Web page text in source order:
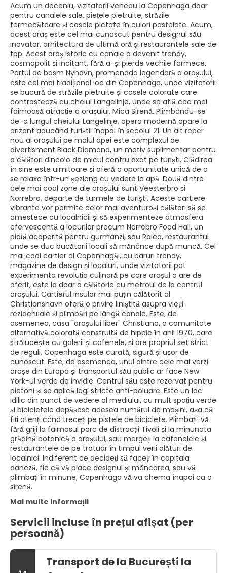
Acum un deceniu, vizitatorii veneau la Copenhaga doar
pentru canalele sale, piețele pietruite, străzile
fermecătoare și casele pictate în culori pastelate. Acum,
acest oraș este cel mai cunoscut pentru designul său
inovator, arhitectura de ultimă oră și restaurantele sale de
top. Acest oraș istoric cu canale a devenit trendy,
cosmopolit și incitant, fără a-și pierde vechile farmece.
Portul de basm Nyhavn, promenada legendară a orașului,
este cel mai tradițional loc din Copenhaga, unde vizitatorii
se bucură de străzile pietruite și casele colorate care
contrastează cu cheiul Langelinje, unde se află cea mai
faimoasă atracție a orașului, Mica Sirenă. Plimbându-se
de-a lungul cheiului Langelinje, opera modernă apare la
orizont aducând turiștii înapoi în secolul 21. Un alt reper
nou al orașului pe malul apei este complexul de
divertisment Black Diamond, un motiv suplimentar pentru
a călători dincolo de micul centru axat pe turiști. Clădirea
în sine este uimitoare și oferă o oportunitate unică de a
se relaxa într-un șezlong cu vedere la apă. Două dintre
cele mai cool zone ale orașului sunt Veesterbro și
Norrebro, departe de turmele de turiști. Aceste cartiere
vibrante vor permite celor mai aventuroși călători să se
amestece cu localnicii și să experimenteze atmosfera
efervescentă a locurilor precum Norrebro Food Hall, un
piață acoperită pentru gurmanzi, sau Ralea, restaurantul
unde se duc bucătarii locali să mănânce după muncă. Cel
mai cool cartier al Copenhagăi, cu baruri trendy,
magazine de design și localuri, unde vizitatorii pot
experimenta revoluția culinară pe care orașul o are de
oferit, este la doar o călătorie cu metroul de la centrul
orașului. Cartierul insular mai puțin călătorit al
Christianshavn oferă o privire liniștită asupra vieții
rezidențiale și plimbări pe lângă canale. Este, de
asemenea, casa "orașului liber" Christiana, o comunitate
alternativă colorată construită de hippie în anii 1970, care
strălucește cu galerii și cafenele, și are propriul set strict
de reguli. Copenhaga este curată, sigură și ușor de
cunoscut. Este, de asemenea, unul dintre cele mai verzi
orașe din Europa și transportul său public ar face New
York-ul verde de invidie. Centrul său este rezervat pentru
pietoni și se aplică legi stricte anti-poluare. Este un loc
idilic din punct de vedere al mediului, cu mult spațiu verde
și bicicletele depășesc adesea numărul de mașini, așa că
fiți atenți când treceți pe pistele de biciclete. Plimbați-vă
fără griji la faimosul parc de distracții Tivoli și la minunata
grădină botanică a orașului, sau mergeți la cafenelele și
restaurantele de pe trotuar în timpul verii alături de
localnici. Indiferent ce decideți să faceți în capitala
daneză, fie că vă place designul și mâncarea, sau vă
plimbați în minune, Copenhaga vă va chema înapoi ca o
sirenă.
Mai multe informații
Servicii incluse în prețul afișat (per
persoană)
Transport de la București la